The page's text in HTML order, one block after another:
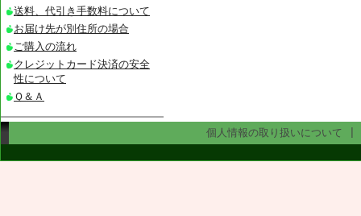
送料、代引き手数料について
お届け先が別住所の場合
ご購入の流れ
クレジットカード決済の安全
性について
Ｑ＆Ａ
個人情報の取り扱いについて